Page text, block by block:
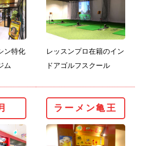
ン特化
ム
レッスンプロ在籍のイン
ドアゴルフスクール
ラーメン亀王